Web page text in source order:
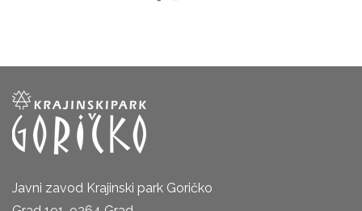
Javni zavod Krajinski park Goričko